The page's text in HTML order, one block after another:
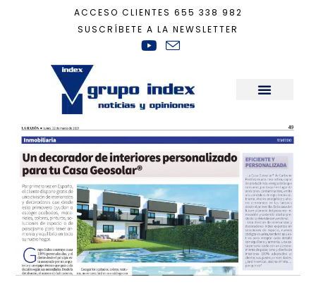
ACCESO CLIENTES 655 338 982
SUSCRÍBETE A LA NEWSLETTER
La Razon